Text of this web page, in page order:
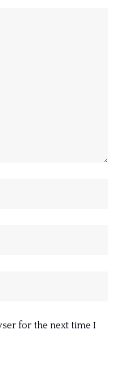
for the next time I